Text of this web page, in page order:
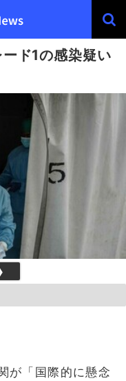
ド1の感染疑い
が「国際的に懸念